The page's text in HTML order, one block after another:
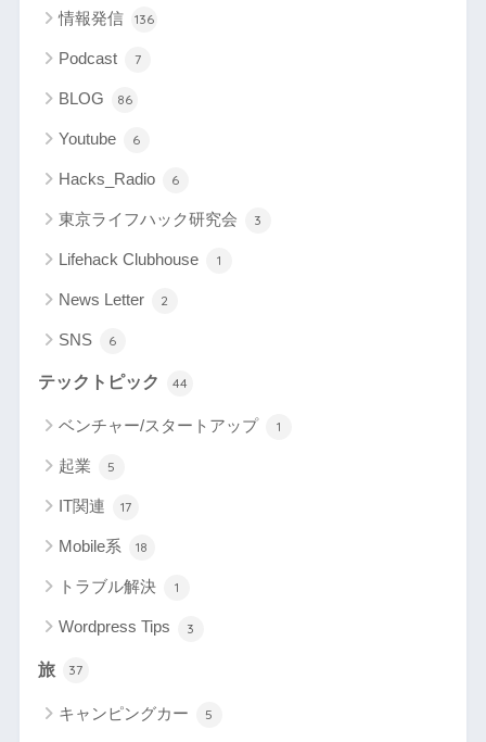
情報発信 136
Podcast 7
BLOG 86
Youtube 6
Hacks_Radio 6
東京ライフハック研究会 3
Lifehack Clubhouse 1
News Letter 2
SNS 6
テックトピック 44
ベンチャー/スタートアップ 1
起業 5
IT関連 17
Mobile系 18
トラブル解決 1
Wordpress Tips 3
旅 37
キャンピングカー 5